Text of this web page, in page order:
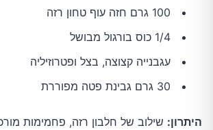
100 גרם חזה עוף טחון רזה
1/4 כוס בורגול מבושל
עגבנייה קצוצה, בצל ופטרוזיליה
30 גרם גבינת פטה מפוררת
היתרון: שילוב של חלבון רזה, פחמימות